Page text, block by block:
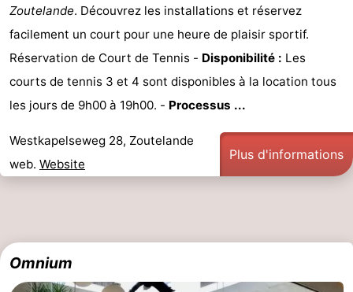
Monuments
-
Points
Attractions
de
Aires
-
Zoutelande. Découvrez les installations et réservez
facilement un court pour une heure de plaisir sportif.
Réservation de Court de Tennis - Disponibilité : Les
courts de tennis 3 et 4 sont disponibles à la location tous
les jours de 9h00 à 19h00. - Processus ...
Westkapelseweg 28, Zoutelande
web. Website
Plus d'informations
Omnium